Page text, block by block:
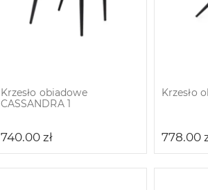
Krzesło obiadowe
CASSANDRA 1
740.00 zł
Krzesło
778.00